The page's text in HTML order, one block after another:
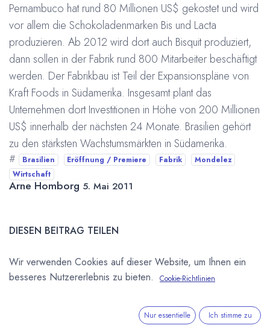
Pernambuco hat rund 80 Millionen US$ gekostet und wird
vor allem die Schokoladenmarken Bis und Lacta
produzieren. Ab 2012 wird dort auch Bisquit produziert,
dann sollen in der Fabrik rund 800 Mitarbeiter beschäftigt
werden. Der Fabrikbau ist Teil der Expansionspläne von
Kraft Foods in Südamerika. Insgesamt plant das
Unternehmen dort Investitionen in Höhe von 200 Millionen
US$ innerhalb der nächsten 24 Monate. Brasilien gehört
zu den stärksten Wachstumsmärkten in Südamerika.
# Brasilien Eröffnung / Premiere Fabrik
Mondelez
Wirtschaft
Arne Homborg 5. Mai 2011
DIESEN BEITRAG TEILEN
Wir verwenden Cookies auf dieser Website, um Ihnen ein
besseres Nutzererlebnis zu bieten.
Cookie-Richtlinien
Nur essentielle Ich stimme zu